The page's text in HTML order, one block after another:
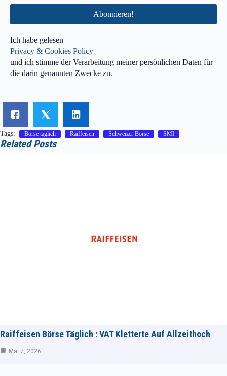
Ich habe gelesen
Privacy & Cookies Policy
und ich stimme der Verarbeitung meiner persönlichen Daten für
die darin genannten Zwecke zu.
Tags: Börse täglich Raiffeisen Schweizer Börse SMI
Related Posts
Raiffeisen Börse Täglich : VAT Kletterte Auf Allzeithoch
Mai 7, 2026